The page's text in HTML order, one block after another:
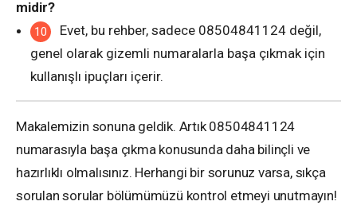
midir?
Evet, bu rehber, sadece 08504841124 değil,
genel olarak gizemli numaralarla başa çıkmak için
kullanışlı ipuçları içerir.
Makalemizin sonuna geldik. Artık 08504841124
numarasıyla başa çıkma konusunda daha bilinçli ve
hazırlıklı olmalısınız. Herhangi bir sorunuz varsa, sıkça
sorulan sorular bölümümüzü kontrol etmeyi unutmayın!